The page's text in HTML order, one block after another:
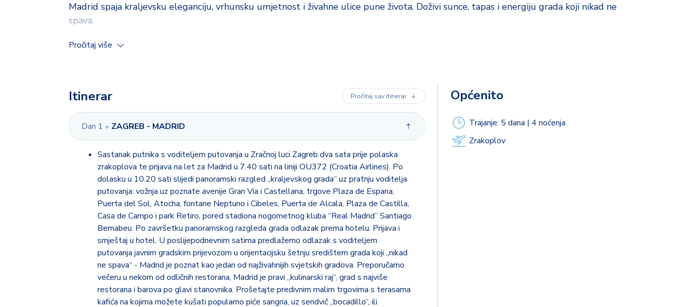
Madrid spaja kraljevsku eleganciju, vrhunsku umjetnost i živahne ulice pune života. Doživi sunce, tapas i energiju grada koji nikad ne
spava.
Zrakoplovne pristojbe uključene u cijenu!
Pročitaj više
Itinerar Pročitaj sav itinerar
Dan 1 • ZAGREB - MADRID
Sastanak putnika s voditeljem putovanja u Zračnoj luci Zagreb dva sata prije polaska
zrakoplova te prijava na let za Madrid u 7.40 sati na liniji OU372 (Croatia Airlines). Po
dolasku u 10.20 sati slijedi panoramski razgled „kraljevskog grada“ uz pratnju voditelja
putovanja: vožnja uz poznate avenije Gran Via i Castellana, trgove Plaza de Espana,
Puerta del Sol, Atocha, fontane Neptuno i Cibeles, Puerta de Alcala, Plaza de Castilla,
Casa de Campo i park Retiro, pored stadiona nogometnog kluba “Real Madrid” Santiago
Bernabeu. Po završetku panoramskog razgleda grada odlazak prema hotelu. Prijava i
smještaj u hotel. U poslijepodnevnim satima predlažemo odlazak s voditeljem
putovanja javnim gradskim prijevozom u orijentacijsku šetnju središtem grada koji „nikad
ne spava“ - Madrid je poznat kao jedan od najživahnijih svjetskih gradova. Preporučamo
večeru u nekom od odličnih restorana, Madrid je pravi „kulinarski raj“, grad s najviše
restorana i barova po glavi stanovnika. Prošetajte predivnim malim trgovima s terasama
kafića na kojima možete kušati popularno piće sangria, uz sendvič „bocadillo“, ili
Općenito
Trajanje: 5 dana | 4 noćenja
Zrakoplov